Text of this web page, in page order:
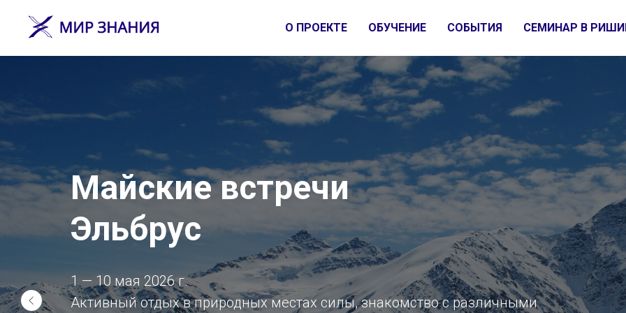
О ПРОЕКТЕ ОБУЧЕНИЕ СОБЫТИЯ СЕМИНАР В
Майские встречи
Эльбрус
1 — 10 мая 2026 г.
Активный отдых в природных местах силы, знакомство с различными